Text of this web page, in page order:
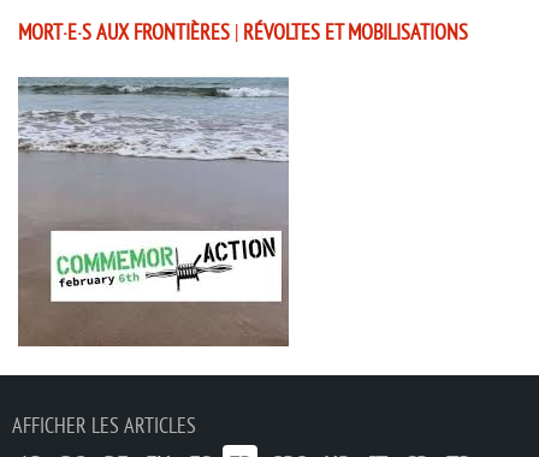
MORT·E·S AUX FRONTIÈRES | RÉVOLTES ET MOBILISATIONS
AFFICHER LES ARTICLES